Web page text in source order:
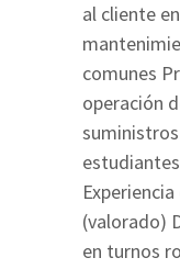
al cliente
comunes
operación
(valorado)
en turnos